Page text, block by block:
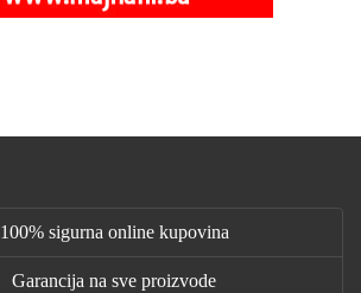
100% sigurna online kupovina
Garancija na sve proizvode